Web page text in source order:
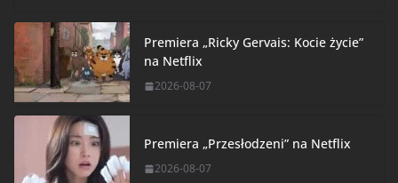
Premiera „Ricky Gervais: Kocie życie”
na Netflix
2026-08-07
Premiera „Przesłodzeni” na Netflix
2026-08-07